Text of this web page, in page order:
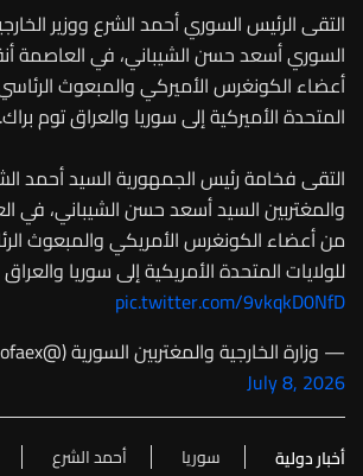
التقى الرئيس السوري أحمد الشرع ووزير
السوري أسعد حسن الشيباني، في العاصمة
أعضاء الكونغرس الأميركي والمبعوث
المتحدة الأميركية إلى سوريا والعراق توم براك.
التقى فخامة رئيس الجمهورية السيد أحمد
والمغتربين السيد أسعد حسن الشيباني، في
من أعضاء الكونغرس الأمريكي والمبعوث
للولايات المتحدة الأمريكية إلى سوريا
pic.twitter.com/9vkqkD0NfD
— وزارة الخارجية والمغتربين السورية (@syrianmofaex)
July 8, 2026
أخبار دولية سوريا أحمد الشرع